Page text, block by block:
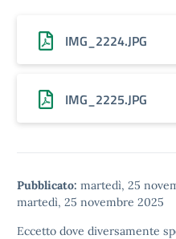
IMG_2224.JPG
IMG_2225.JPG
Pubblicato: martedì, 25
martedì, 25 novembre 2025
Eccetto dove diversamente